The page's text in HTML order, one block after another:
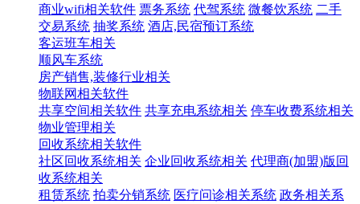
商业wifi相关软件 票务系统 代驾系统 微餐饮系统 二手
交易系统 抽奖系统 酒店,民宿预订系统
客运班车相关
顺风车系统
房产销售,装修行业相关
物联网相关软件
共享空间相关软件 共享充电系统相关 停车收费系统相关
物业管理相关
回收系统相关软件
社区回收系统相关 企业回收系统相关 代理商(加盟)版回
收系统相关
租赁系统 拍卖分销系统 医疗问诊相关系统 政务相关系